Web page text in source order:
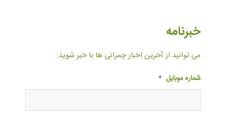
خبرنامه
می توانید از آخرین اخبار چمرانی ها با خبر شوید:
شماره موبایل *